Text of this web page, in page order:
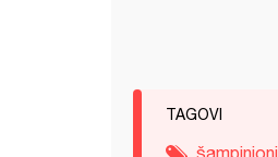
TAGOVI
šampinjoni